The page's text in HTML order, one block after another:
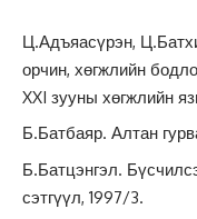
Ц.Адъяасүрэн,
орчин, хөгжлийн
XXI зууны хөгжлийн
Б.Батбаяр. Алтан
Б.Батцэнгэл.
сэтгүүл, 1997/3.